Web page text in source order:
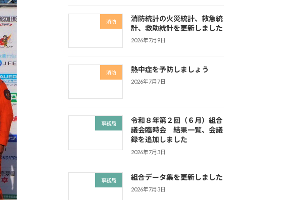
消防
消防統計の火災統計、救急統
計、救助統計を更新しました
2026年7月9日
消防 熱中症を予防しましょう
2026年7月7日
事務局
令和８年第２回（６月）組合
議会臨時会 結果一覧、会議
録を追加しました
2026年7月3日
事務局 組合データ集を更新しました
2026年7月3日